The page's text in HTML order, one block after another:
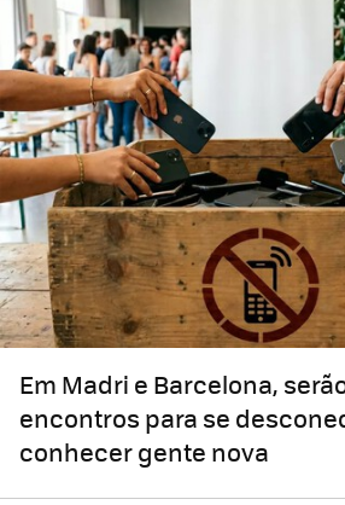
Em Madri e Barcelona,
encontros para se
conhecer gente nova